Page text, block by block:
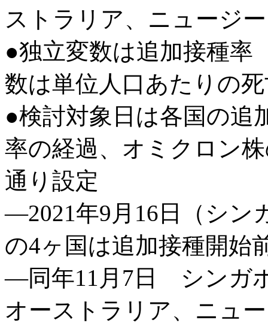
ストラリア、ニュージ
●独立変数は追加接種率
数は単位人口あたりの
●検討対象日は各国の追
率の経過、オミクロン
通り設定
―2021年9月16日（シン
の4ヶ国は追加接種開始
―同年11月7日 シンガ
オーストラリア、ニュ